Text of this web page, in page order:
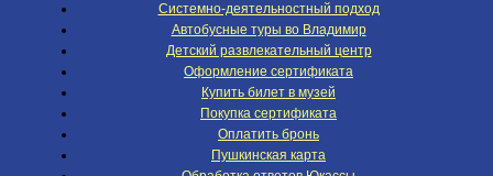
Системно-деятельностный подход
Автобусные туры во Владимир
Детский развлекательный центр
Оформление сертификата
Купить билет в музей
Покупка сертификата
Оплатить бронь
Пушкинская карта